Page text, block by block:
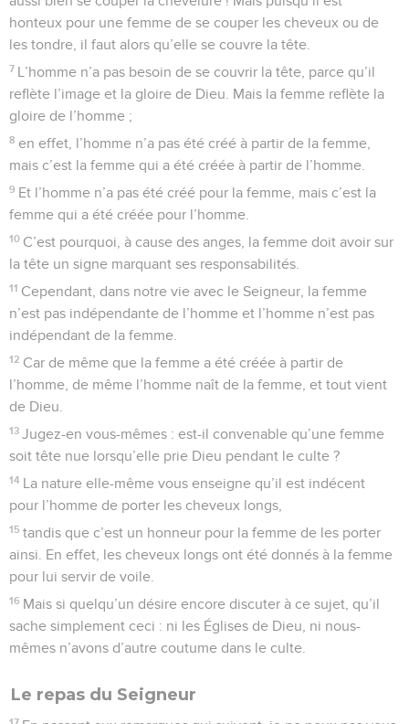
honteux pour une femme de se couper les cheveux ou de
les tondre, il faut alors qu’elle se couvre la tête.
7 L’homme n’a pas besoin de se couvrir la tête, parce qu’il
reflète l’image et la gloire de Dieu. Mais la femme reflète la
gloire de l’homme ;
8 en effet, l’homme n’a pas été créé à partir de la femme,
mais c’est la femme qui a été créée à partir de l’homme.
9 Et l’homme n’a pas été créé pour la femme, mais c’est la
femme qui a été créée pour l’homme.
10 C’est pourquoi, à cause des anges, la femme doit avoir sur
la tête un signe marquant ses responsabilités.
11 Cependant, dans notre vie avec le Seigneur, la femme
n’est pas indépendante de l’homme et l’homme n’est pas
indépendant de la femme.
12 Car de même que la femme a été créée à partir de
l’homme, de même l’homme naît de la femme, et tout vient
de Dieu.
13 Jugez-en vous-mêmes : est-il convenable qu’une femme
soit tête nue lorsqu’elle prie Dieu pendant le culte ?
14 La nature elle-même vous enseigne qu’il est indécent
pour l’homme de porter les cheveux longs,
15 tandis que c’est un honneur pour la femme de les porter
ainsi. En effet, les cheveux longs ont été donnés à la femme
pour lui servir de voile.
16 Mais si quelqu’un désire encore discuter à ce sujet, qu’il
sache simplement ceci : ni les Églises de Dieu, ni nous-
mêmes n’avons d’autre coutume dans le culte.
Le repas du Seigneur
17